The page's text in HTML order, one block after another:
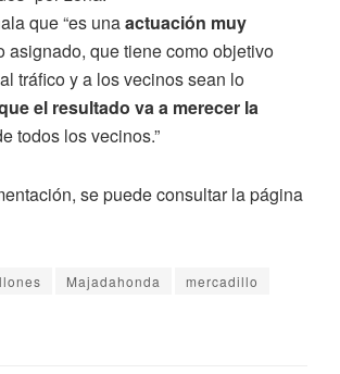
que “es unaactuación muy
asignado, que tiene como objetivo
tráfico y a los vecinos sean lo
el resultado va a merecer la
todos los vecinos.”
se puede consultar la página
Majadahonda
mercadillo